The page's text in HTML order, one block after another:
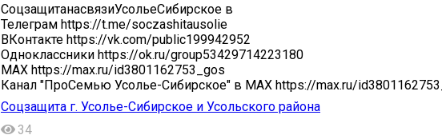
СоцзащитанасвязиУсольеСибирское в
Телеграм https://t.me/soczashitausolie
ВКонтакте https://vk.com/public199942952
Одноклассники https://ok.ru/group53429714223180
МАХ https://max.ru/id3801162753_gos
Канал "ПроСемью Усолье-Сибирское" в MAX https://max.ru/
Соцзащита г. Усолье-Сибирское и Усольского района
34